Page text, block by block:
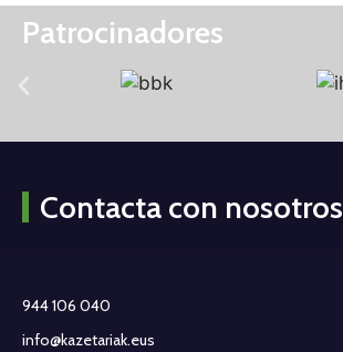
Patrocinadores
Contacta con nosotros
944 106 040
info@kazetariak.eus